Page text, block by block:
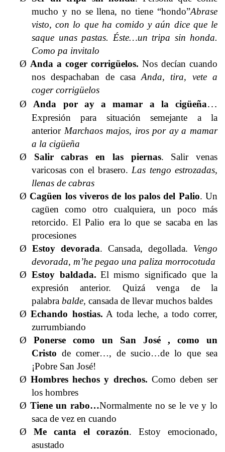
mucho y no se llena, no tiene “hondo”Abrase
visto, con lo que ha comido y aún dice que le
saque unas pastas. Éste…un tripa sin honda.
Como pa invitalo
Ø Anda a coger corrigüelos. Nos decían cuando
nos despachaban de casaAnda, tira, vete a
coger corrigüelos
Ø Anda por ay a mamar a la cigüeña…
Expresión para situación semejante a la
anterior Marchaos majos, iros por ay a mamar
a la cigüeña
Ø Salir cabras en las piernas. Salir venas
varicosas con el brasero. Las tengo estrozadas,
llenas de cabras
Ø Cagüen los viveros de los palos del Palio. Un
cagüen como otro cualquiera, un poco más
retorcido. El Palio era lo que se sacaba en las
procesiones
Ø Estoy devorada. Cansada, degollada. Vengo
devorada, m’he pegao una paliza morrocotuda
Ø Estoy baldada. El mismo significado que la
expresión anterior. Quizá venga de la
palabra balde, cansada de llevar muchos baldes
ØEchando hostias. A toda leche, a todo correr,
zurrumbiando
Ø Ponerse como un San José , como un
Cristo de comer…, de sucio…de lo que sea
¡Pobre San José!
ØHombres hechos y drechos. Como deben ser
los hombres
Ø Tiene un rabo…Normalmente no se le ve y lo
saca de vez en cuando
Ø Me canta el corazón. Estoy emocionado,
asustado